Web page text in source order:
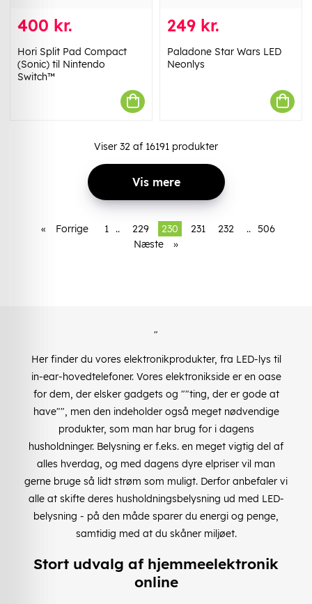
400 kr.
Hori Split Pad Compact
(Sonic) til Nintendo
Switch™
249 kr.
Paladone Star Wars LED
Neonlys
Viser 32 af 16191 produkter
Vis mere
« Forrige 1 .. 229 230 231 232 .. 506
Næste
»
"
Her finder du vores elektronikprodukter, fra LED-lys til
in-ear-hovedtelefoner. Vores elektronikside er en oase
for dem, der elsker gadgets og ""ting, der er gode at
have"", men den indeholder også meget nødvendige
produkter, som man har brug for i dagens
husholdninger. Belysning er f.eks. en meget vigtig del af
alles hverdag, og med dagens dyre elpriser vil man
gerne bruge så lidt strøm som muligt. Derfor anbefaler vi
alle at skifte deres husholdningsbelysning ud med LED-
belysning - på den måde sparer du energi og penge,
samtidig med at du skåner miljøet.
Stort udvalg af hjemmeelektronik
online